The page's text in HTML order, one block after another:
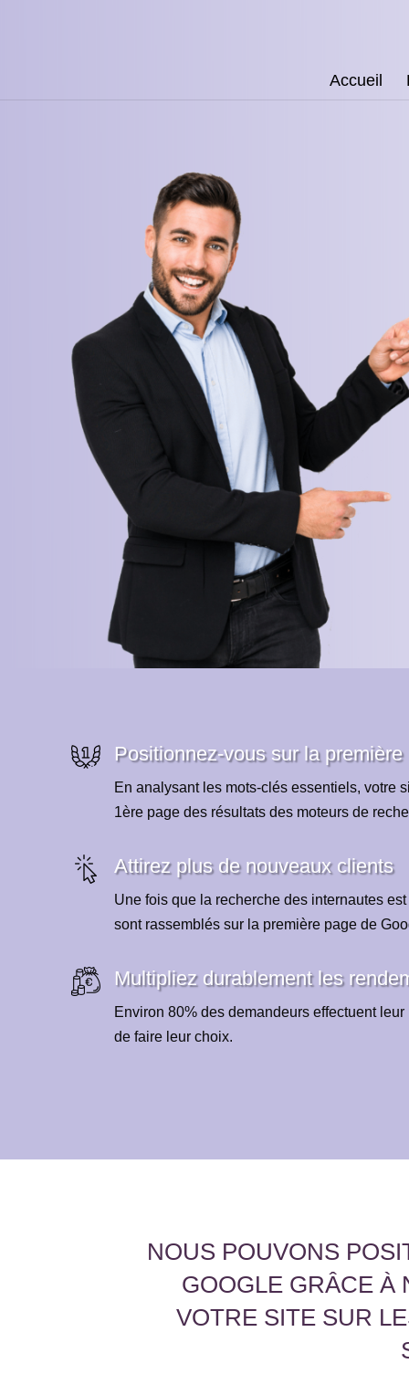
Accueil
Positionnez-vous sur la première
En analysant les mots-clés essentiels, votre
1ère page des résultats des moteurs de
Attirez plus de nouveaux clients
Une fois que la recherche des internautes
sont rassemblés sur la première page de
Multipliez durablement les
Environ 80% des demandeurs effectuent
de faire leur choix.
NOUS POUVONS
GOOGLE GRÂCE À
VOTRE SITE SUR